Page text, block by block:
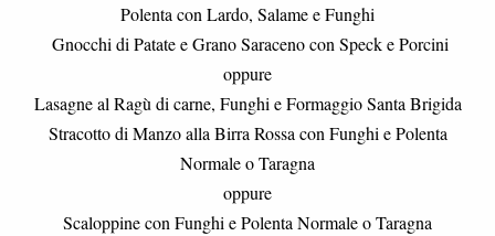
Polenta con Lardo, Salame e Funghi
Gnocchi di Patate e Grano Saraceno con Speck e Porcini
oppure
Lasagne al Ragù di carne, Funghi e Formaggio Santa Brigida
Stracotto di Manzo alla Birra Rossa con Funghi e Polenta
Normale o Taragna
oppure
Scaloppine con Funghi e Polenta Normale o Taragna